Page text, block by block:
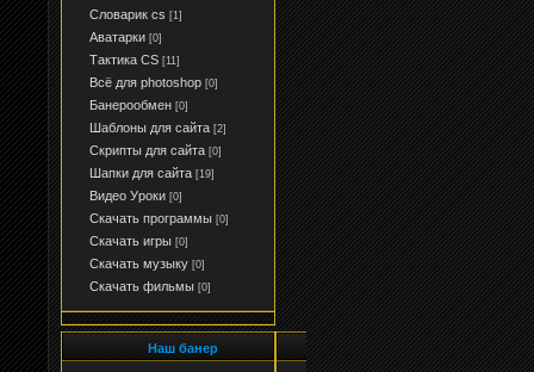
Словарик cs [1]
Аватарки [0]
Тактика CS [11]
Всё для photoshop [0]
Банерообмен [0]
Шаблоны для сайта [2]
Скрипты для сайта [0]
Шапки для сайта [19]
Видео Уроки [0]
Скачать программы [0]
Скачать игры [0]
Скачать музыку [0]
Скачать фильмы [0]
Наш банер